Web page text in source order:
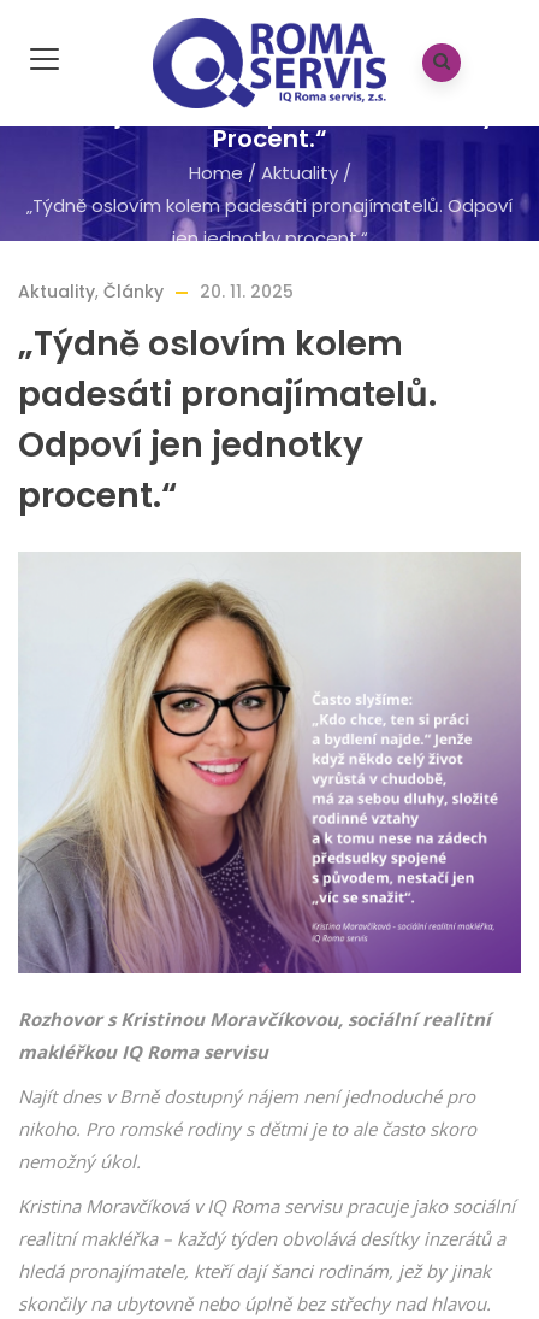
„Týdně Oslovím Kolem Padesáti
Pronajímatelů. Odpoví Jen Jednotky
Procent.“
Home/ Aktuality/
„Týdně oslovím kolem padesáti pronajímatelů. Odpoví
jen jednotky procent.“
Aktuality, Články 20. 11. 2025
„Týdně oslovím kolem
padesáti pronajímatelů.
Odpoví jen jednotky
procent.“
Rozhovor s Kristinou Moravčíkovou, sociální realitní
makléřkou IQ Roma servisu
Najít dnes v Brně dostupný nájem není jednoduché pro
nikoho. Pro romské rodiny s dětmi je to ale často skoro
nemožný úkol.
Kristina Moravčíková v IQ Roma servisu pracuje jako sociální
realitní makléřka – každý týden obvolává desítky inzerátů a
hledá pronajímatele, kteří dají šanci rodinám, jež by jinak
skončily na ubytovně nebo úplně bez střechy nad hlavou.